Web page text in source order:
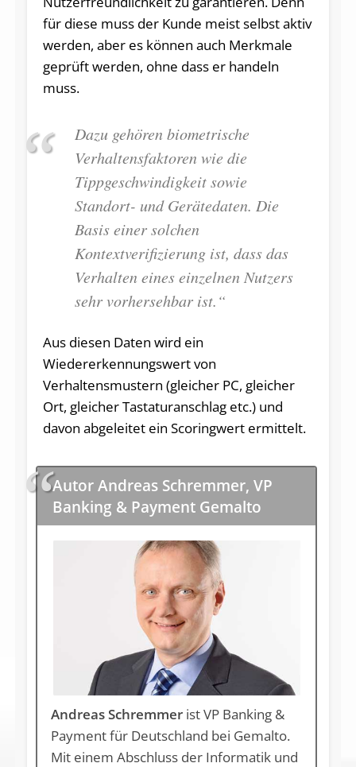
für diese muss der Kunde meist selbst aktiv
werden, aber es können auch Merkmale
geprüft werden, ohne dass er handeln
muss.
Dazu gehören biometrische
Verhaltensfaktoren wie die
Tippgeschwindigkeit sowie
Standort- und Gerätedaten. Die
Basis einer solchen
Kontextverifizierung ist, dass das
Verhalten eines einzelnen Nutzers
sehr vorhersehbar ist.“
Aus diesen Daten wird ein
Wiedererkennungswert von
Verhaltensmustern (gleicher PC, gleicher
Ort, gleicher Tastaturanschlag etc.) und
davon abgeleitet ein Scoringwert ermittelt.
Autor Andreas Schremmer, VP
Banking & Payment Gemalto
Andreas Schremmer ist VP Banking &
Payment für Deutschland bei Gemalto.
Mit einem Abschluss der Informatik und